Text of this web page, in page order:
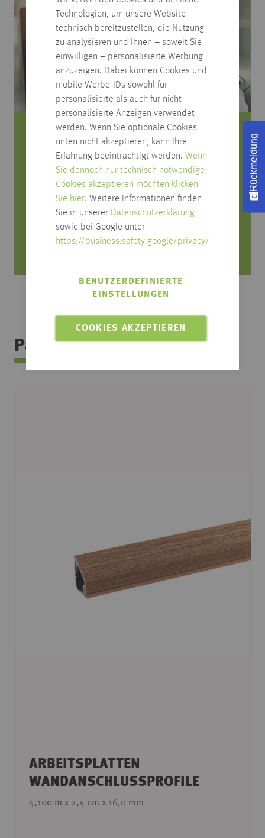
Technologien, um unsere Website
technisch bereitzustellen, die Nutzung
zu analysieren und Ihnen – soweit Sie
einwilligen – personalisierte Werbung
anzuzeigen. Dabei können Cookies und
mobile Werbe-IDs sowohl für
personalisierte als auch für nicht
personalisierte Anzeigen verwendet
werden. Wenn Sie optionale Cookies
unten nicht akzeptieren, kann Ihre
Erfahrung beeinträchtigt werden. Wenn
Sie dennoch nur technisch notwendige
Cookies akzeptieren möchten klicken
Sie hier. Weitere Informationen finden
Sie in unserer Datenschutzerklärung
sowie bei Google unter
https://business.safety.google/privacy/
COOKIES AKZEPTIEREN
BENUTZERDEFINIERTE
EINSTELLUNGEN
Sie haben Fragen zum Produkt?
Rufen Sie uns an, wir beraten Sie gerne!
0751/4004-545
produktfrage@habisreutinger.de
Mo. bis Fr. von 8 Uhr bis 18 Uhr
Passendes Zubehör
ARBEITSPLATTEN
WANDANSCHLUSSPROFILE
4,100 m x 2,4 cm x 16,0 mm
Rückmeldung